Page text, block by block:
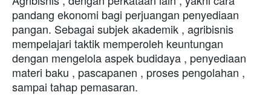
pandang ekonomi bagi perjuangan penyediaan
pangan. Sebagai subjek akademik , agribisnis
mempelajari taktik memperoleh keuntungan
dengan mengelola aspek budidaya , penyediaan
materi baku , pascapanen , proses pengolahan ,
sampai tahap pemasaran.